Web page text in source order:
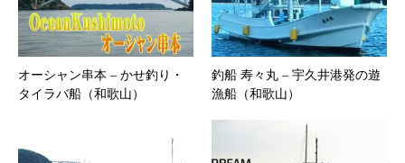
オーシャン串本 – かせ釣り・
タイラバ船（和歌山）
釣船 寿々丸 – 宇久井港発の遊
漁船（和歌山）